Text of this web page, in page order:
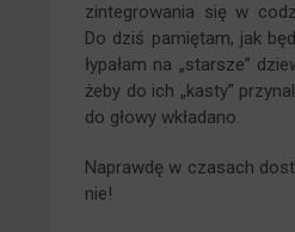
zintegrowania się w
Do dziś pamiętam, jak
łypałam na „starsze”
żeby do ich „kasty”
do głowy wkładano.
Naprawdę w czasach
nie!